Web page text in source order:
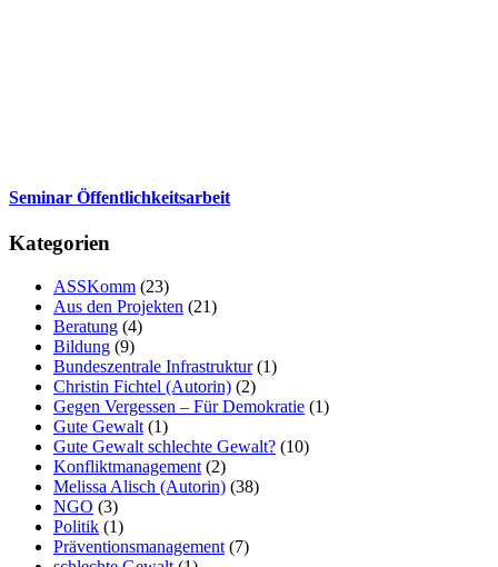
Seminar Öffentlichkeitsarbeit
Kategorien
ASSKomm (23)
Aus den Projekten (21)
Beratung (4)
Bildung (9)
Bundeszentrale Infrastruktur(1)
Christin Fichtel (Autorin) (2)
Gegen Vergessen – Für Demokratie (1)
Gute Gewalt (1)
Gute Gewalt schlechte Gewalt? (10)
Konfliktmanagement (2)
Melissa Alisch (Autorin) (38)
NGO (3)
Politik (1)
Präventionsmanagement (7)